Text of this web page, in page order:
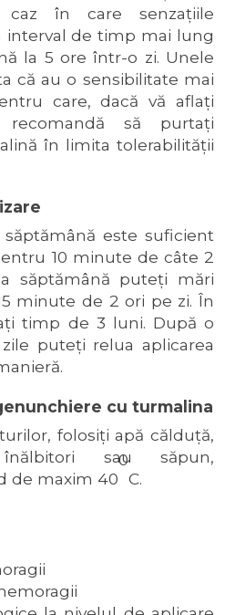
caz în care senzaţiile
interval de timp mai lung
la 5 ore într-o zi. Unele
că au o sensibilitate mai
care, dacă vă aflaţi
să purtaţi
în limita tolerabilităţii
este suficient
10 minute de câte 2
săptămână puteţi mări
minute de 2 ori pe zi. În
timp de 3 luni. După o
puteţi relua aplicarea
cu turmalina
folosiţi apă călduţă,
sau săpun,
de maxim 40
0
C.